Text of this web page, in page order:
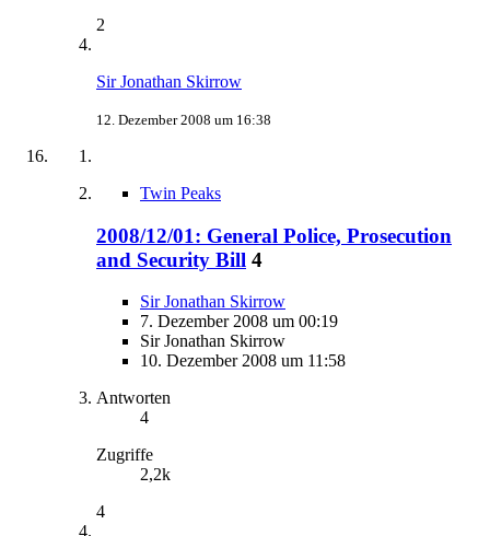
2
Sir Jonathan Skirrow
12. Dezember 2008 um 16:38
Twin Peaks
2008/12/01: General Police, Prosecution
and Security Bill 4
Sir Jonathan Skirrow
7. Dezember 2008 um 00:19
Sir Jonathan Skirrow
10. Dezember 2008 um 11:58
Antworten
4
Zugriffe
2,2k
4